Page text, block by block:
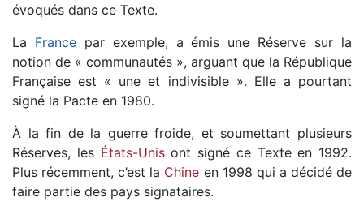
évoqués dans ce Texte.
La Francepar exemple, a émis une Réserve sur la
notion de « communautés », arguant que la République
Française est « une et indivisible ». Elle a pourtant
signé la Pacte en 1980.
À la fin de la guerre froide, et soumettant plusieurs
Réserves, les États-Unisont signé ce Texte en 1992.
Plus récemment, c’est la Chine en 1998 qui a décidé de
faire partie des pays signataires.